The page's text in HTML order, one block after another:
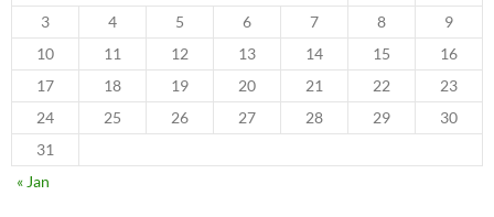
3
4 5 6 7 8
9
10
11 12 13 14 15
16
17
18 19 20 21 22
23
24
25 26 27 28 29
30
31
« Jan